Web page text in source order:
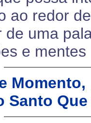
ao redor
de uma
e
Santo